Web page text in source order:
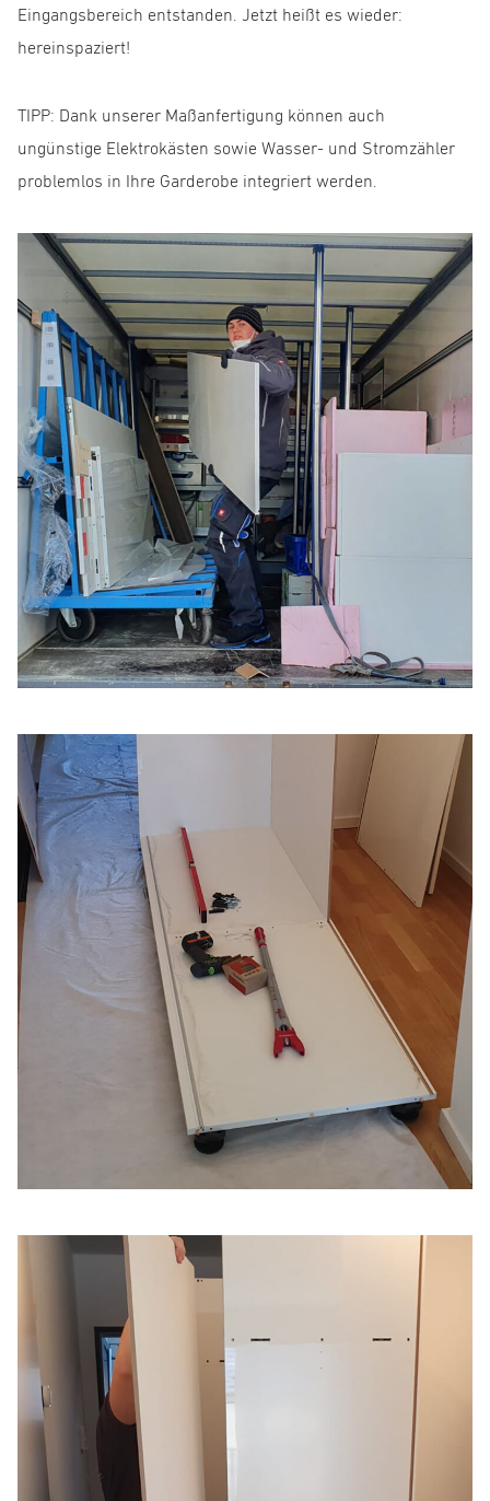
Eingangsbereich entstanden. Jetzt heißt es wieder:
hereinspaziert!
TIPP: Dank unserer Maßanfertigung können auch
ungünstige Elektrokästen sowie Wasser- und Stromzähler
problemlos in Ihre Garderobe integriert werden.